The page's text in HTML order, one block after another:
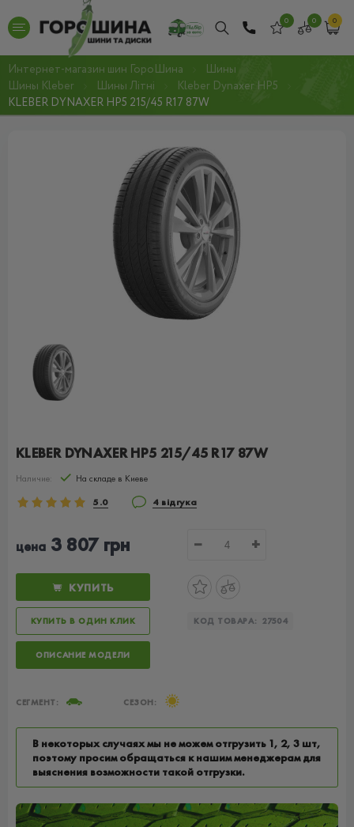
0 0 0
Интернет-магазин шин ГороШина
Шины
Шины Kleber
Шины Літні
Kleber Dynaxer HP5
KLEBER DYNAXER HP5 215/45 R17 87W
KLEBER DYNAXER HP5 215/45 R17 87W
Наличие:
На складе в Киеве
5.0
4 відгука
цена 3 807 грн − +
КУПИТЬ
КУПИТЬ В ОДИН КЛИК КОД ТОВАРА: 27504
ОПИСАНИЕ МОДЕЛИ
СЕГМЕНТ: СЕЗОН:
В некоторых случаях мы не можем отгрузить 1, 2, 3 шт,
поэтому просим обращаться к нашим менеджерам для
выяснения возможности такой отгрузки.